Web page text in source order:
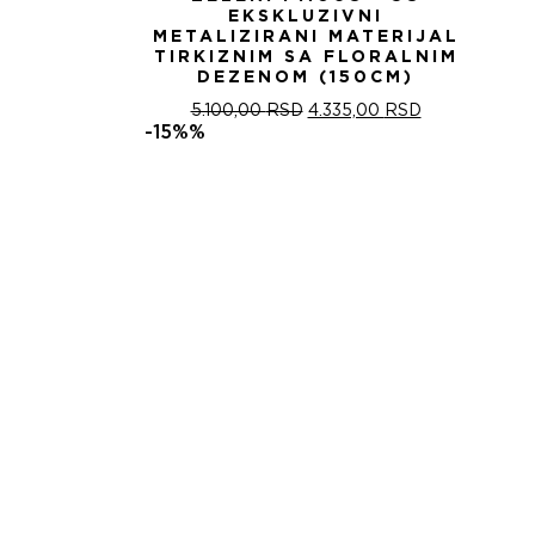
EKSKLUZIVNI
METALIZIRANI MATERIJAL
TIRKIZNIM SA FLORALNIM
DEZENOM (150CM)
5.100,00RSD ОРИГИНАЛНА
4.335,00 RSDТРЕНУТНА
-15%%